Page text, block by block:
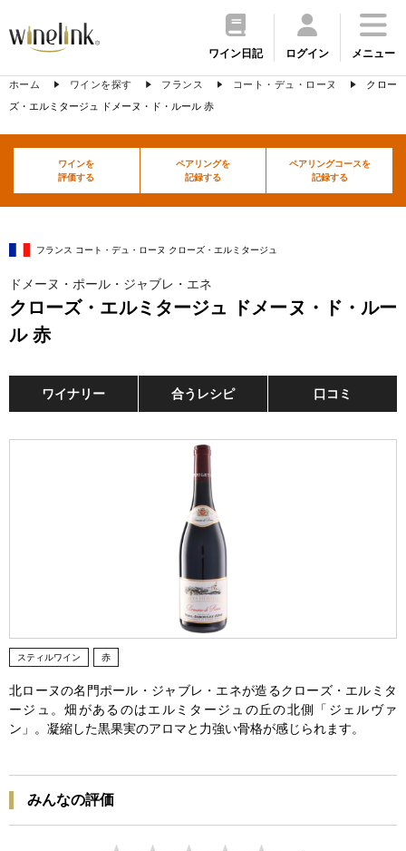
ワイン日記 ログイン メニュー
ホーム ワインを探す フランス コート・デュ・ローヌ
クロー
ズ・エルミタージュ ドメーヌ・ド・ルール 赤
ワインを
評価する
ペアリングを
記録する
ペアリングコースを
記録する
フランス コート・デュ・ローヌ クローズ・エルミタージュ
ドメーヌ・ポール・ジャブレ・エネ
クローズ・エルミタージュ ドメーヌ・ド・ルー
ル 赤
ワイナリー 合うレシピ 口コミ
スティルワイン 赤
北ローヌの名門ポール・ジャブレ・エネが造るクローズ・エルミタ
ージュ。畑があるのはエルミタージュの丘の北側「ジェルヴァ
ン」。凝縮した黒果実のアロマと力強い骨格が感じられます。
みんなの評価